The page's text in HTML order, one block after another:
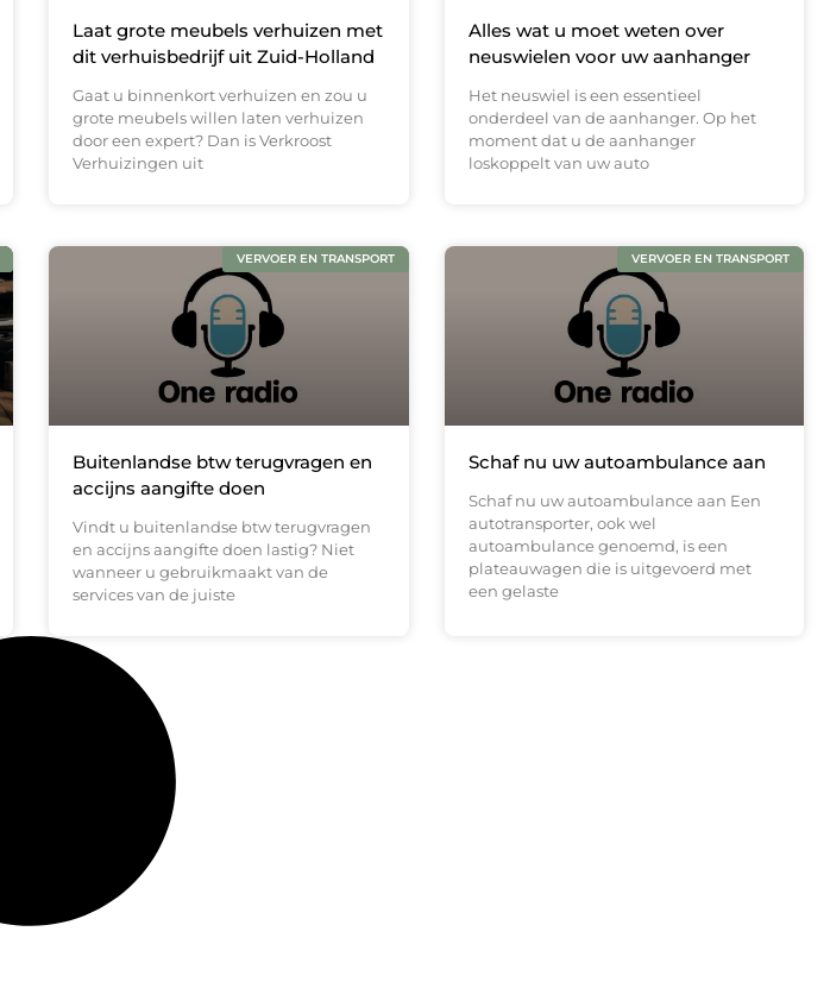
Laat grote meubels verhuizen met
dit verhuisbedrijf uit Zuid-Holland
Gaat u binnenkort verhuizen en zou u
grote meubels willen laten verhuizen
door een expert? Dan is Verkroost
Verhuizingen uit
Alles wat u moet weten over
neuswielen voor uw aanhanger
Het neuswiel is een essentieel
onderdeel van de aanhanger. Op het
moment dat u de aanhanger
loskoppelt van uw auto
VERVOER EN TRANSPORT
Buitenlandse btw terugvragen en
accijns aangifte doen
Vindt u buitenlandse btw terugvragen
en accijns aangifte doen lastig? Niet
wanneer u gebruikmaakt van de
services van de juiste
VERVOER EN TRANSPORT
Schaf nu uw autoambulance aan
Schaf nu uw autoambulance aan Een
autotransporter, ook wel
autoambulance genoemd, is een
plateauwagen die is uitgevoerd met
een gelaste